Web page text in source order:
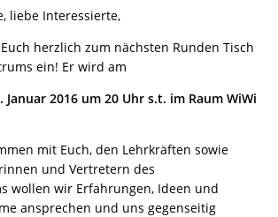
liebe Interessierte,
herzlich zum nächsten Runden Tisch
ein! Er wird am
2016 um 20 Uhr s.t. im Raum WiWi
mit Euch, den Lehrkräften sowie
und Vertretern des
wollen wir Erfahrungen, Ideen und
ansprechen und uns gegenseitig